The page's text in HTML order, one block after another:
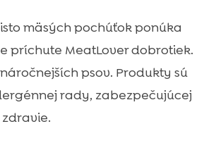
mäsých pochúťok ponúka
príchute MeatLover dobrotiek.
psov. Produkty sú
rady, zabezpečujúcej